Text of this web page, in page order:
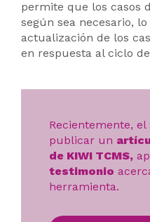
permite que los casos
según sea necesario,
actualización de los
en respuesta al ciclo
Recientemente,
publicar un
de KIWI TCMS,
testimonio
herramienta.